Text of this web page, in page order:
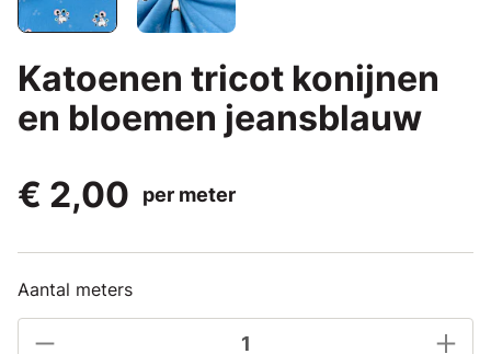
Katoenen tricot konijnen
en bloemen jeansblauw
€ 2,00
per meter
Aantal meters